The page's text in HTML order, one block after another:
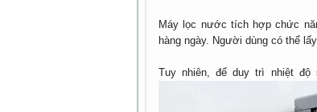
Máy lọc nước tích hợp chức
hàng ngày. Người dùng có thể
Tuy nhiên, để duy trì nhiệt độ